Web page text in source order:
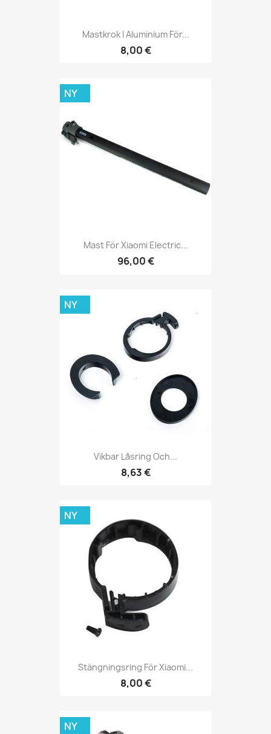
Mastkrok I Aluminium För...
8,00 €
Mast För Xiaomi Electric...
96,00 €
NY
Vikbar Låsring Och...
8,63 €
NY
Stängningsring För Xiaomi...
8,00 €
NY
NY